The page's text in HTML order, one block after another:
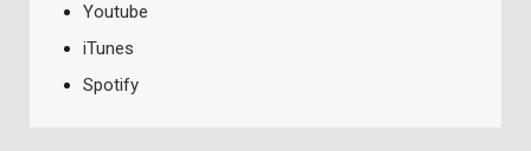
Youtube
iTunes
Spotify